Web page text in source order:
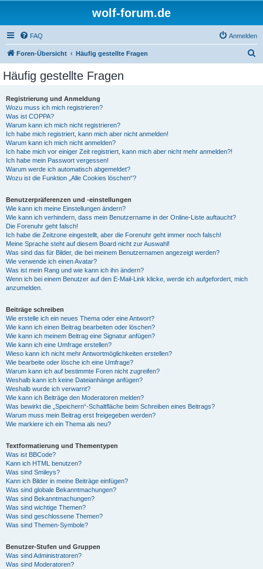
wolf-forum.de
FAQ Anmelden
Foren-Übersicht Häufig gestellte Fragen
Häufig gestellte Fragen
Registrierung und Anmeldung
Wozu muss ich mich registrieren?
Was ist COPPA?
Warum kann ich mich nicht registrieren?
Ich habe mich registriert, kann mich aber nicht anmelden!
Warum kann ich mich nicht anmelden?
Ich habe mich vor einiger Zeit registriert, kann mich aber nicht mehr anmelden?!
Ich habe mein Passwort vergessen!
Warum werde ich automatisch abgemeldet?
Wozu ist die Funktion „Alle Cookies löschen“?
Benutzerpräferenzen und -einstellungen
Wie kann ich meine Einstellungen ändern?
Wie kann ich verhindern, dass mein Benutzername in der Online-Liste auftaucht?
Die Forenuhr geht falsch!
Ich habe die Zeitzone eingestellt, aber die Forenuhr geht immer noch falsch!
Meine Sprache steht auf diesem Board nicht zur Auswahl!
Was sind das für Bilder, die bei meinem Benutzernamen angezeigt werden?
Wie verwende ich einen Avatar?
Was ist mein Rang und wie kann ich ihn ändern?
Wenn ich bei einem Benutzer auf den E-Mail-Link klicke, werde ich aufgefordert, mich
anzumelden.
Beiträge schreiben
Wie erstelle ich ein neues Thema oder eine Antwort?
Wie kann ich einen Beitrag bearbeiten oder löschen?
Wie kann ich meinem Beitrag eine Signatur anfügen?
Wie kann ich eine Umfrage erstellen?
Wieso kann ich nicht mehr Antwortmöglichkeiten erstellen?
Wie bearbeite oder lösche ich eine Umfrage?
Warum kann ich auf bestimmte Foren nicht zugreifen?
Weshalb kann ich keine Dateianhänge anfügen?
Weshalb wurde ich verwarnt?
Wie kann ich Beiträge den Moderatoren melden?
Was bewirkt die „Speichern“-Schaltfläche beim Schreiben eines Beitrags?
Warum muss mein Beitrag erst freigegeben werden?
Wie markiere ich ein Thema als neu?
Textformatierung und Thementypen
Was ist BBCode?
Kann ich HTML benutzen?
Was sind Smileys?
Kann ich Bilder in meine Beiträge einfügen?
Was sind globale Bekanntmachungen?
Was sind Bekanntmachungen?
Was sind wichtige Themen?
Was sind geschlossene Themen?
Was sind Themen-Symbole?
Benutzer-Stufen und Gruppen
Was sind Administratoren?
Was sind Moderatoren?